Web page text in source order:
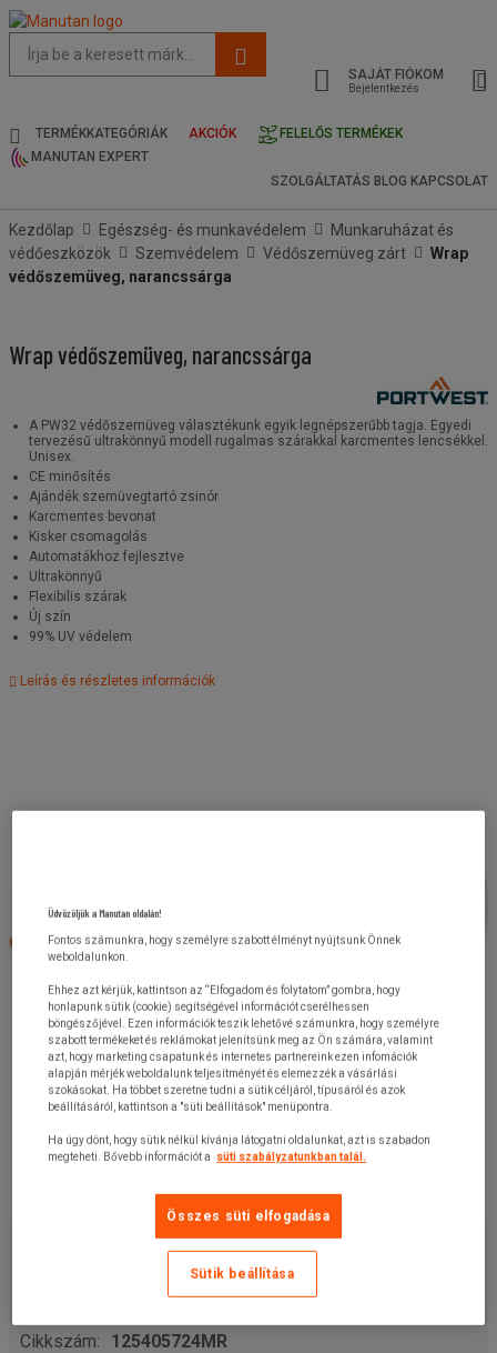
oldal
és
keresési
SAJÁT FIÓKOM
Bejelentkezés
TERMÉKKATEGÓRIÁK AKCIÓK
FELELŐS TERMÉKEK
MANUTAN EXPERT
SZOLGÁLTATÁS BLOG KAPCSOLAT
Kezdőlap Egészség- és munkavédelem
Munkaruházat és
védőeszközök
Szemvédelem Védőszemüveg zárt
Wrap
védőszemüveg, narancssárga
Wrap védőszemüveg, narancssárga
A PW32 védőszemüveg választékunk egyik legnépszerűbb tagja. Egyedi
tervezésű ultrakönnyű modell rugalmas szárakkal karcmentes lencsékkel.
Unisex.
CE minősítés
Ajándék szemüvegtartó zsinór
Karcmentes bevonat
Kisker csomagolás
Automatákhoz fejlesztve
Ultrakönnyű
Flexibilis szárak
Új szín
99% UV védelem
Leírás és részletes információk
1 000,00 Ft+ÁFA
Cikkszám: 125405724MR
Üdvözöljük a Manutan oldalán!
Fontos számunkra, hogy személyre szabott élményt nyújtsunk Önnek
weboldalunkon.
Ehhez azt kérjük, kattintson az “Elfogadom és folytatom” gombra, hogy
honlapunk sütik (cookie) segítségével információt cserélhessen
böngészőjével. Ezen információk teszik lehetővé számunkra, hogy személyre
szabott termékeket és reklámokat jelenítsünk meg az Ön számára, valamint
azt, hogy marketing csapatunk és internetes partnereink ezen infomációk
alapján mérjék weboldalunk teljesítményét és elemezzék a vásárlási
szokásokat. Ha többet szeretne tudni a sütik céljáról, típusáról és azok
beállításáról, kattintson a "süti beállítások" menüpontra.
Ha úgy dönt, hogy sütik nélkül kívánja látogatni oldalunkat, azt is szabadon
megteheti. Bővebb információt a süti szabályzatunkban talál.
Összes süti elfogadása
Sütik beállítása